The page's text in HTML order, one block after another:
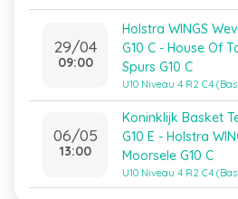
29/04
09:00
Holstra WINGS
G10 C - House Of
Spurs G10 C
U10 Niveau 4 R2 C4
06/05
13:00
Koninklijk Basket
G10 E - Holstra
Moorsele G10 C
U10 Niveau 4 R2 C4